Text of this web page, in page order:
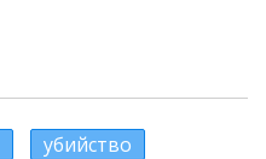
убийство